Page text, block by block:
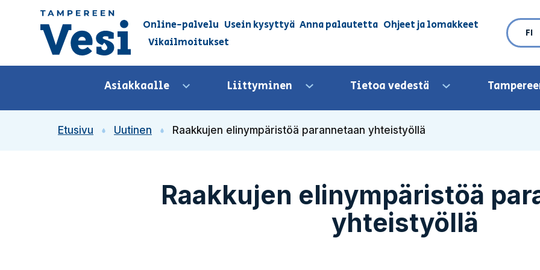
Siirry sisältöön
Siirry etusivulle
Online-palvelu Usein kysyttyä Anna palautetta Ohjeet ja lomakkeet
Vikailmoitukset
FI
Asiakkaalle Avaa valikkoLiittyminen Avaa valikkoTietoa vedestä Avaa valikko
Etusivu Uutinen Raakkujen elinympäristöä parannetaan yhteistyöllä
Raakkujen elinympäristöä
yhteistyöllä